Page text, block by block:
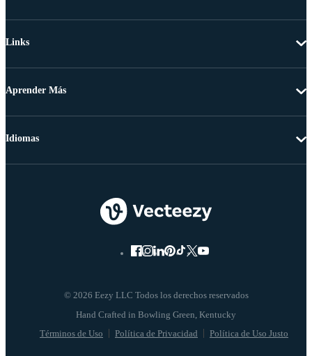
Links
Aprender Más
© 2026 Eezy LLC Todos los derechos reservados
Términos de Uso Política de Privacidad Política de Uso Justo
Idiomas